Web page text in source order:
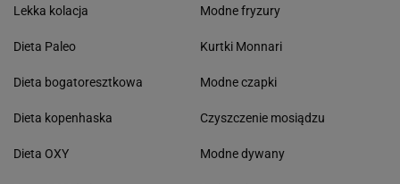
Lekka kolacja
Dieta Paleo
Dieta bogatoresztkowa
Dieta kopenhaska
Dieta OXY
Modne fryzury
Kurtki Monnari
Modne czapki
Czyszczenie mosiądzu
Modne dywany